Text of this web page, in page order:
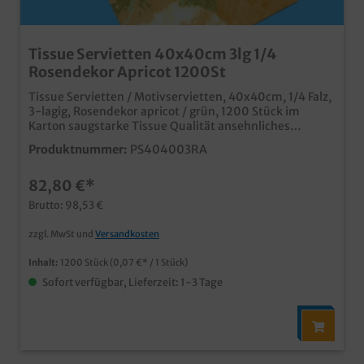
Tissue Servietten 40x40cm 3lg 1/4
Rosendekor Apricot 1200St
Tissue Servietten / Motivservietten, 40x40cm, 1/4 Falz,
3-lagig, Rosendekor apricot / grün, 1200 Stück im
Karton saugstarke Tissue Qualität ansehnliches
Neutralmotiv im Rosendekor ideal für die
anspruchsvolle Gastronomie, das Catering, Pensionen
Produktnummer: PS404003RA
82,80 €*
Brutto: 98,53 €
zzgl. MwSt und Versandkosten
Inhalt: 1200 Stück (0,07 €* / 1 Stück)
Sofort verfügbar, Lieferzeit: 1-3 Tage